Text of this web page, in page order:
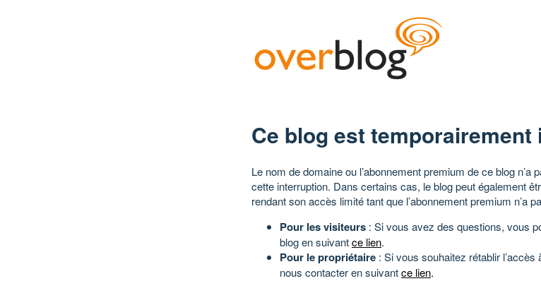
Ce blog est
Le nom de domaine ou l’abonnement premium de ce blog n’a
cette interruption. Dans certains cas, le blog peut également
rendant son accès limité tant que l’abonnement premium n’a
Pour les visiteurs : Si vous avez des questions, vous
blog en suivantce lien.
Pour le propriétaire : Si vous souhaitez rétablir
nous contacter en suivantce lien.